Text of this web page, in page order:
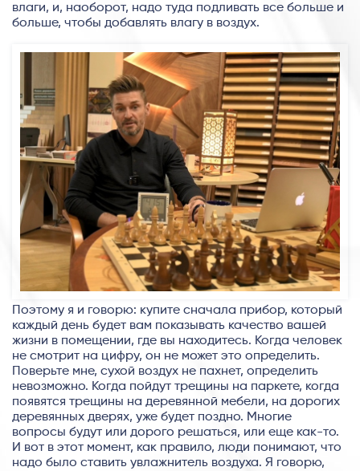
влаги, и, наоборот, надо туда подливать все больше и
больше, чтобы добавлять влагу в воздух.
Поэтому я и говорю: купите сначала прибор, который
каждый день будет вам показывать качество вашей
жизни в помещении, где вы находитесь. Когда человек
не смотрит на цифру, он не может это определить.
Поверьте мне, сухой воздух не пахнет, определить
невозможно. Когда пойдут трещины на паркете, когда
появятся трещины на деревянной мебели, на дорогих
деревянных дверях, уже будет поздно. Многие
вопросы будут или дорого решаться, или еще как-то.
И вот в этот момент, как правило, люди понимают, что
надо было ставить увлажнитель воздуха. Я говорю,